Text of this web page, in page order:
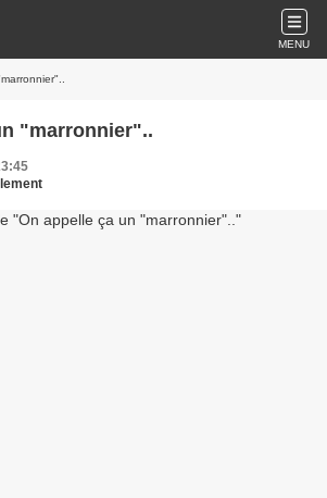
MENU
"marronnier"..